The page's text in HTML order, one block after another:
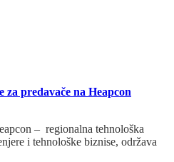
predavače na Heapcon
– regionalna tehnološka
i tehnološke biznise, održava